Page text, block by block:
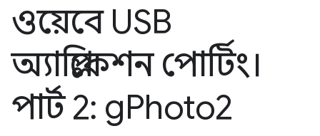
ওয়েবে USB
অ্যাপ্লিকেশন পোর্টিং।
পার্ট 2: gPhoto2